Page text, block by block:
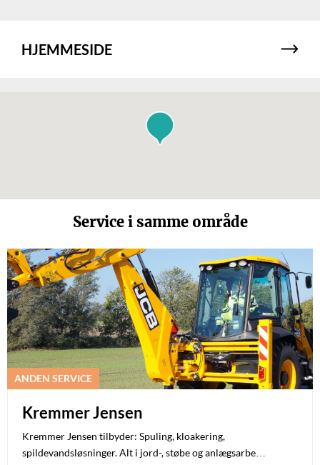
HJEMMESIDE
Service i samme område
ANDEN SERVICE
Kremmer Jensen
Kremmer Jensen tilbyder: Spuling, kloakering,
spildevandsløsninger. Alt i jord-, støbe og anlægsarbe…